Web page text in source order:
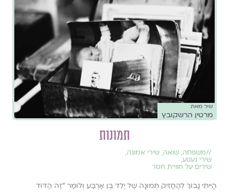
שיר מאת
מרטין הרשקובץ
תמונות
//משפחה, שואה, שירי אמונה,
שירי געגוע,
שירים על חוויית חסר
הָיִיתִי נָבוֹךְ לְהַחֲזִיק תְּמוּנָה שֶׁל יֶלֶד בֶּן אַרְבַּע וְלוֹמַר "זֶה הַדּוֹד